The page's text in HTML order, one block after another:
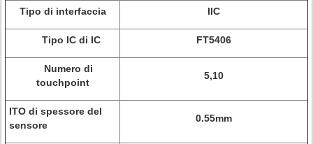
Tipo di interfaccia IIC
Tipo IC di IC FT5406
Numero di
touchpoint
5,10
ITO di spessore del
sensore
0.55mm